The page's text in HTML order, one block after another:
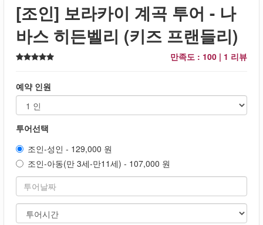
[조인] 보라카이 계곡 투어 - 나
바스 히든벨리 (키즈 프랜들리)
만족도 : 100 | 1 리뷰
예약 인원
투어선택
조인-성인 - 129,000 원
조인-아동(만 3세-만11세) - 107,000 원